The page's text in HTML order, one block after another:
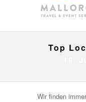
Top
Wir finden